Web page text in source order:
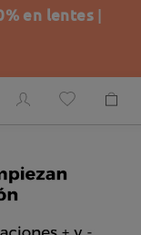
en lentes |